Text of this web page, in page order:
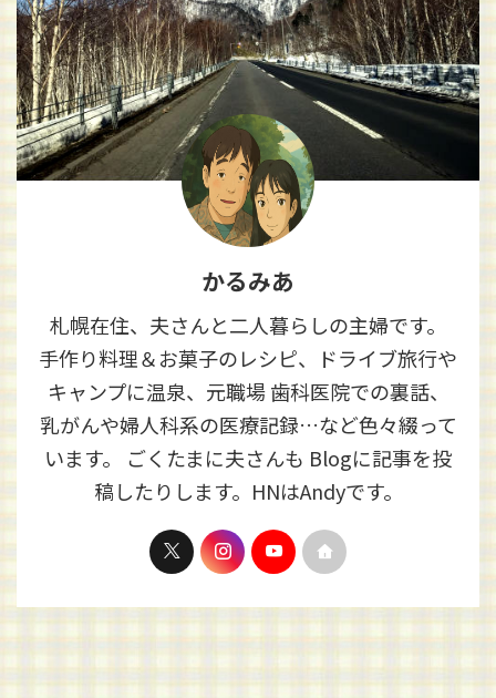
かるみあ
札幌在住、夫さんと二人暮らしの主婦です。
手作り料理＆お菓子のレシピ、ドライブ旅行や
キャンプに温泉、元職場 歯科医院での裏話、
乳がんや婦人科系の医療記録…など色々綴って
います。 ごくたまに夫さんも Blogに記事を投
稿したりします。HNはAndyです。